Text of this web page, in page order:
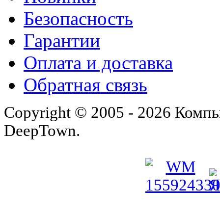
Безопасность
Гарантии
Оплата и доставка
Обратная связь
Copyright © 2005 - 2026
DeepTown.